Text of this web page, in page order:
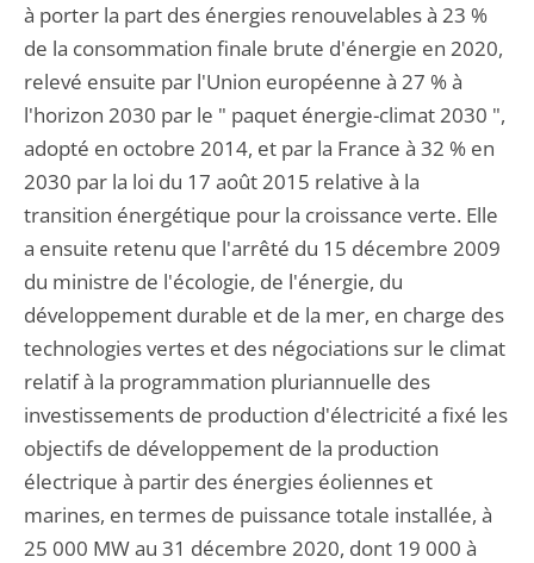
à porter la part des énergies renouvelables à 23 %
de la consommation finale brute d'énergie en 2020,
relevé ensuite par l'Union européenne à 27 % à
l'horizon 2030 par le " paquet énergie-climat 2030 ",
adopté en octobre 2014, et par la France à 32 % en
2030 par la loi du 17 août 2015 relative à la
transition énergétique pour la croissance verte. Elle
a ensuite retenu que l'arrêté du 15 décembre 2009
du ministre de l'écologie, de l'énergie, du
développement durable et de la mer, en charge des
technologies vertes et des négociations sur le climat
relatif à la programmation pluriannuelle des
investissements de production d'électricité a fixé les
objectifs de développement de la production
électrique à partir des énergies éoliennes et
marines, en termes de puissance totale installée, à
25 000 MW au 31 décembre 2020, dont 19 000 à